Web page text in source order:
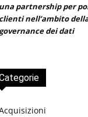
una partnership per
clienti nell’ambito
governance dei dati